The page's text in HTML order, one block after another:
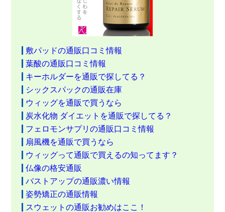
敷パッドの通販口コミ情報
葉酸の通販口コミ情報
キーホルダーを通販で探してる？
シックスパックの通販在庫
ウィッグを通販で買うなら
炭水化物 ダイエットを通販で探してる？
フェロモンサプリの通販口コミ情報
扇風機を通販で買うなら
ウィッグって通販で買えるの知ってます？
仏像の格安通販
バストアップの通販濃い情報
姿勢矯正の通販情報
スウェットの通販お勧めはここ！